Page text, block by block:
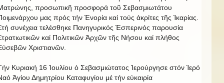
προσωπικῆ προσφορά τοῦ Σεβασμιωτάτου
μας πρός τήν Ἐνορία καί τούς ἀκρίτες τῆς Ἰκαρίας.
συνέχεια τελέσθηκε Πανηγυρικός Ἐσπερινός παρουσία
καί Πολιτικῶν Ἀρχῶν τῆς Νήσου καί πλήθος
Χριστιανῶν.
Κυριακή 16 Ἰουλίου ὁ Σεβασμιώτατος Ἱερούργησε στόν Ἱερό
Ἁγίου Δημητρίου Καταφυγίου μέ τήν εὐκαιρία